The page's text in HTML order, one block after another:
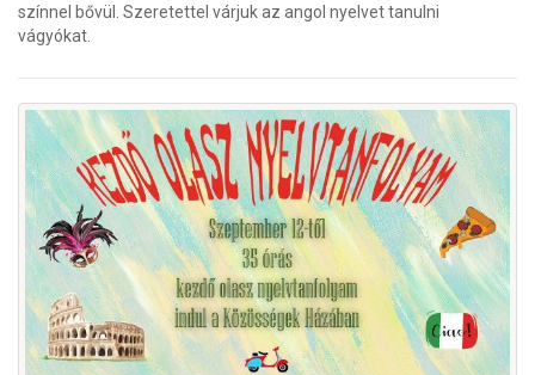
színnel bővül. Szeretettel várjuk az angol nyelvet tanulni
vágyókat.